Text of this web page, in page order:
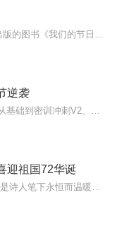
逆袭
迎祖国72华诞